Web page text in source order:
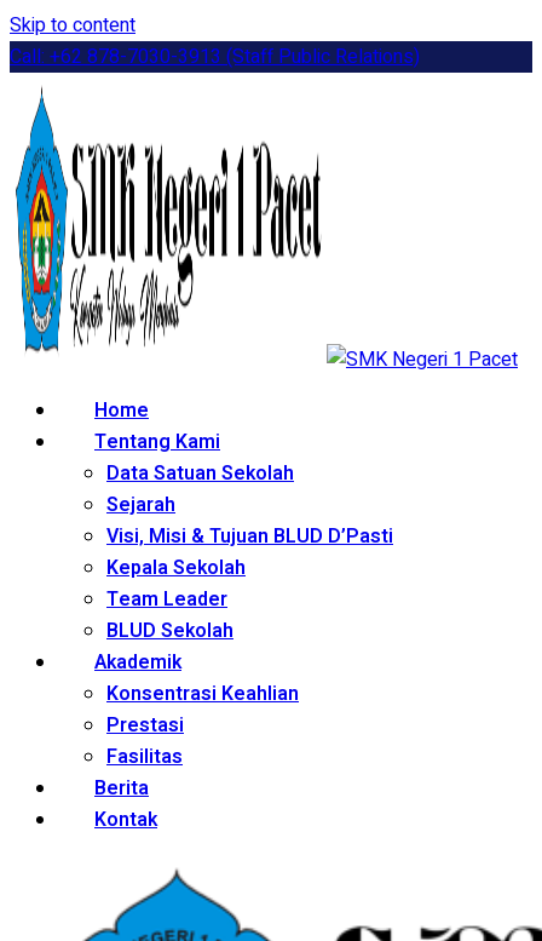
Skip to content
Call: +62 878-7030-3913 (Staff Public Relations)
Home
Tentang Kami
Data Satuan Sekolah
Sejarah
Visi, Misi & Tujuan BLUD D’Pasti
Kepala Sekolah
Team Leader
BLUD Sekolah
Akademik
Konsentrasi Keahlian
Prestasi
Fasilitas
Berita
Kontak